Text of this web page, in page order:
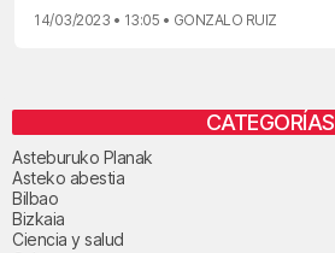
14/03/2023 • 13:05 • GONZALO RUIZ
CATEGORÍAS
Asteburuko Planak
Asteko abestia
Bilbao
Bizkaia
Ciencia y salud